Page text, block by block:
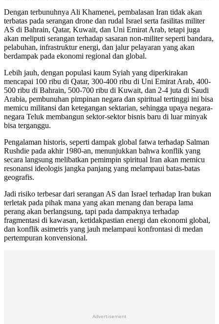
Dengan terbunuhnya Ali Khamenei, pembalasan Iran tidak akan
terbatas pada serangan drone dan rudal Israel serta fasilitas militer
AS di Bahrain, Qatar, Kuwait, dan Uni Emirat Arab, tetapi juga
akan meliputi serangan terhadap sasaran non-militer seperti bandara,
pelabuhan, infrastruktur energi, dan jalur pelayaran yang akan
berdampak pada ekonomi regional dan global.
Lebih jauh, dengan populasi kaum Syiah yang diperkirakan
mencapai 100 ribu di Qatar, 300-400 ribu di Uni Emirat Arab, 400-
500 ribu di Bahrain, 500-700 ribu di Kuwait, dan 2-4 juta di Saudi
Arabia, pembunuhan pimpinan negara dan spiritual tertinggi ini bisa
memicu militansi dan ketegangan sektarian, sehingga upaya negara-
negara Teluk membangun sektor-sektor bisnis baru di luar minyak
bisa terganggu.
Pengalaman historis, seperti dampak global fatwa terhadap Salman
Rushdie pada akhir 1980-an, menunjukkan bahwa konflik yang
secara langsung melibatkan pemimpin spiritual Iran akan memicu
resonansi ideologis jangka panjang yang melampaui batas-batas
geografis.
Jadi risiko terbesar dari serangan AS dan Israel terhadap Iran bukan
terletak pada pihak mana yang akan menang dan berapa lama
perang akan berlangsung, tapi pada dampaknya terhadap
fragmentasi di kawasan, ketidakpastian energi dan ekonomi global,
dan konflik asimetris yang jauh melampaui konfrontasi di medan
pertempuran konvensional.
Advertisement